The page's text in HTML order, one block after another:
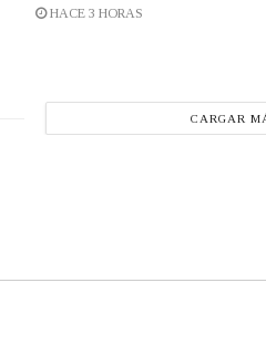
HACE 3 HORAS
CARGAR